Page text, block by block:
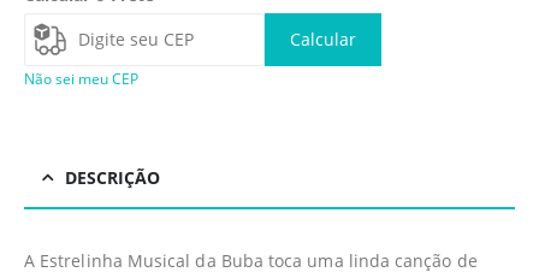
Calcular
Não sei meu CEP
DESCRIÇÃO
A Estrelinha Musical da Buba toca uma linda canção de